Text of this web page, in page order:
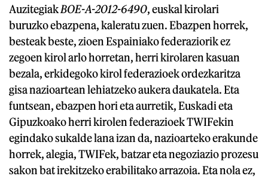
AuzitegiakBOE-A-2012-6490, euskal kirolari
buruzko ebazpena, kaleratu zuen. Ebazpen horrek,
besteak beste, zioen Espainiako federaziorik ez
zegoen kirol arlo horretan, herri kirolaren kasuan
bezala, erkidegoko kirol federazioek ordezkaritza
gisa nazioartean lehiatzeko aukera daukatela. Eta
funtsean, ebazpen hori eta aurretik, Euskadi eta
Gipuzkoako herri kirolen federazioek TWIFekin
egindako sukalde lana izan da, nazioarteko erakunde
horrek, alegia, TWIFek, batzar eta negoziazio prozesu
sakon bat irekitzeko erabilitako arrazoia. Eta nola ez,